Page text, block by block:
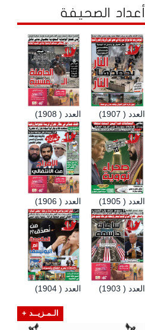
أعداد الصحيفة
العدد ( 1908) العدد ( 1907)
العدد ( 1906) العدد ( 1905)
العدد ( 1904) العدد ( 1903)
الـمـزيــد +